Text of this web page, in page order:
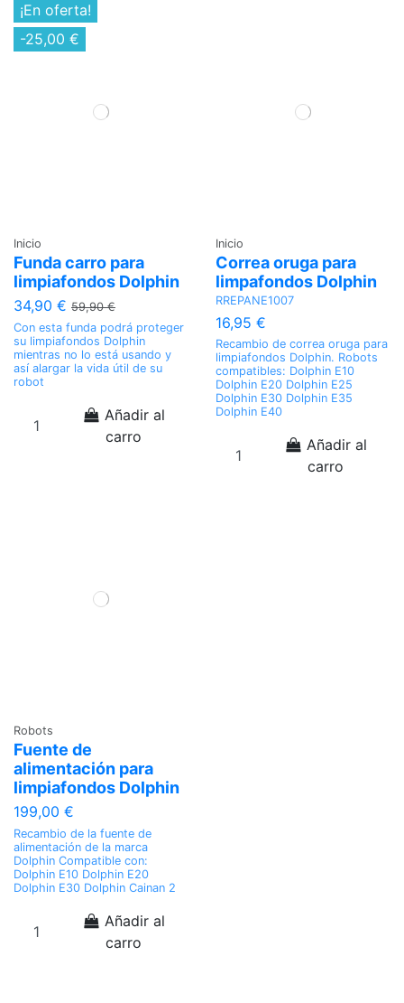
¡En oferta!
-25,00 €
Inicio
Funda carro para
limpiafondos Dolphin
34,90 € 59,90 €
Con esta funda podrá proteger
su limpiafondos Dolphin
mientras no lo está usando y
así alargar la vida útil de su
robot
Añadir al
carro
Inicio
Correa oruga para
limpafondos Dolphin
RREPANE1007
16,95 €
Recambio de correa oruga para
limpiafondos Dolphin. Robots
compatibles: Dolphin E10
Dolphin E20 Dolphin E25
Dolphin E30 Dolphin E35
Dolphin E40
Añadir al
carro
Robots
Fuente de
alimentación para
limpiafondos Dolphin
199,00 €
Recambio de la fuente de
alimentación de la marca
Dolphin Compatible con:
Dolphin E10 Dolphin E20
Dolphin E30 Dolphin Cainan 2
Añadir al
carro